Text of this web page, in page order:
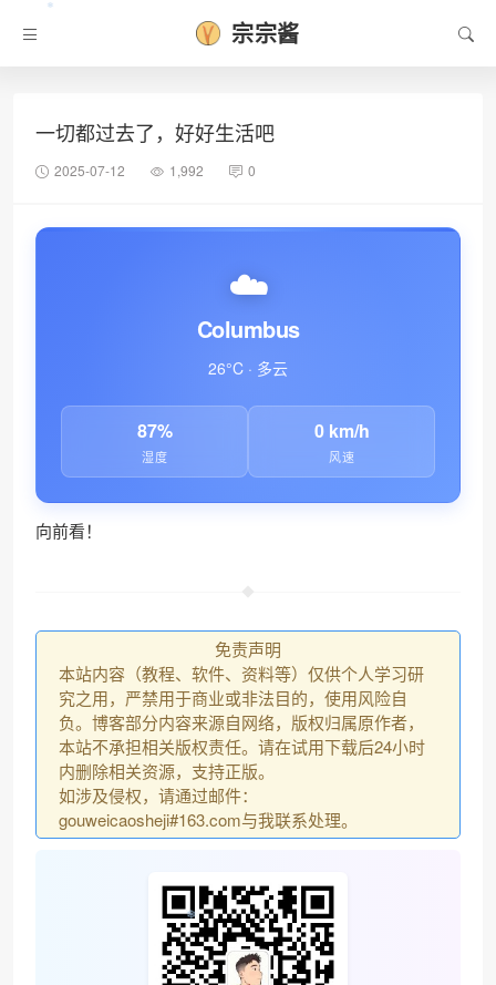
宗宗酱
一切都过去了，好好生活吧
2025-07-12 1,992 0
☁️
Columbus
26°C · 多云
87%
湿度
0 km/h
风速
向前看！
免责声明
本站内容（教程、软件、资料等）仅供个人学习研
究之用，严禁用于商业或非法目的，使用风险自
负。博客部分内容来源自网络，版权归属原作者，
本站不承担相关版权责任。请在试用下载后24小时
内删除相关资源，支持正版。
如涉及侵权，请通过邮件：
gouweicaosheji#163.com与我联系处理。